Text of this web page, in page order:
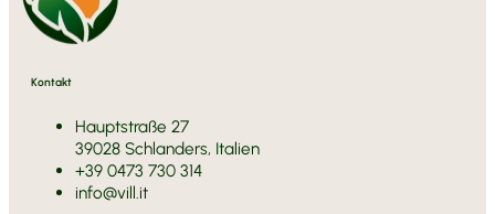
Kontakt
Hauptstraße 27
39028 Schlanders, Italien
+39 0473 730 314
info@vill.it